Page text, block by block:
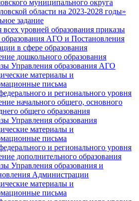
муниципального округа
области на 2023-2028 годы»
задание
уровней образования приказы
АГО и Постановления
в сфере образования
дошкольного образования
Управления образования АГО
материалы и
письма
и регионального уровня
начального общего, основного
общего образования
Управления образования
материалы и
письма
и регионального уровня
дополнительного образования
Управления образования и
Администрации
материалы и
письма